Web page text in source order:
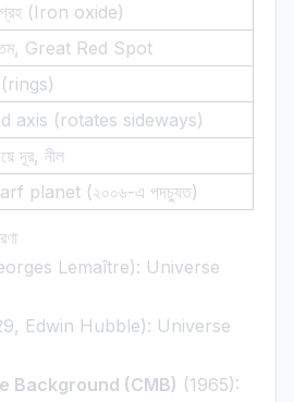
গ্রহ (Iron oxide)
Great Red Spot
(rings)
axis (rotates sideways)
দূর, নীল
planet (২০০৬-এ পদচ্যুত)
Lemaître): Universe
Edwin Hubble): Universe
Background (CMB) (1965):